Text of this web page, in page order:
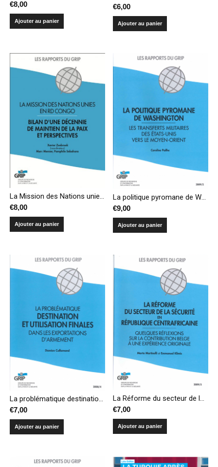
€8,00
Ajouter au panier
€6,00
Ajouter au panier
La Mission des Nations unies en République démocratique du Congo – Bilan d’une décennie de maintien de la paix et perspectives
€8,00
Ajouter au panier
La politique pyromane de Washington – Les transferts militaires des États-Unis vers le Moyen-Orient
€9,00
Ajouter au panier
La problématique destination et utilisation finales dans les exportations d’armement
€7,00
Ajouter au panier
La Réforme du secteur de la sécurité en République centrafricaine
€7,00
Ajouter au panier